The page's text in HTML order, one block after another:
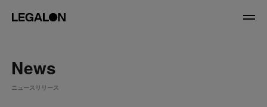
About
News
ニュースリリース